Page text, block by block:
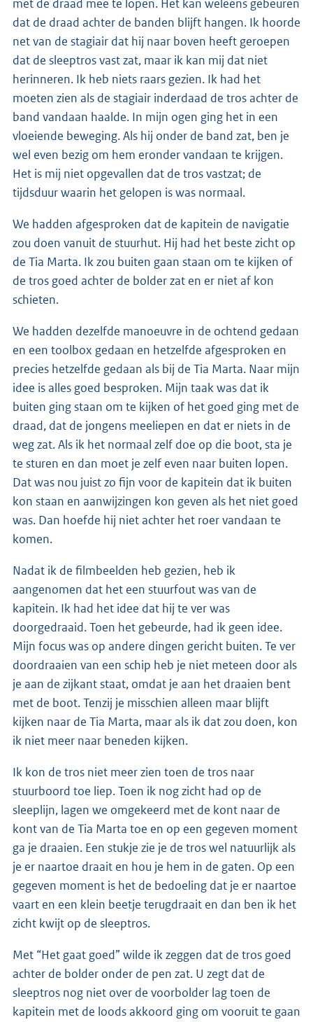
met de draad mee te lopen. Het kan weleens gebeuren
dat de draad achter de banden blijft hangen. Ik hoorde
net van de stagiair dat hij naar boven heeft geroepen
dat de sleeptros vast zat, maar ik kan mij dat niet
herinneren. Ik heb niets raars gezien. Ik had het
moeten zien als de stagiair inderdaad de tros achter de
band vandaan haalde. In mijn ogen ging het in een
vloeiende beweging. Als hij onder de band zat, ben je
wel even bezig om hem eronder vandaan te krijgen.
Het is mij niet opgevallen dat de tros vastzat; de
tijdsduur waarin het gelopen is was normaal.
We hadden afgesproken dat de kapitein de navigatie
zou doen vanuit de stuurhut. Hij had het beste zicht op
de Tia Marta. Ik zou buiten gaan staan om te kijken of
de tros goed achter de bolder zat en er niet af kon
schieten.
We hadden dezelfde manoeuvre in de ochtend gedaan
en een toolbox gedaan en hetzelfde afgesproken en
precies hetzelfde gedaan als bij de Tia Marta. Naar mijn
idee is alles goed besproken. Mijn taak was dat ik
buiten ging staan om te kijken of het goed ging met de
draad, dat de jongens meeliepen en dat er niets in de
weg zat. Als ik het normaal zelf doe op die boot, sta je
te sturen en dan moet je zelf even naar buiten lopen.
Dat was nou juist zo fijn voor de kapitein dat ik buiten
kon staan en aanwijzingen kon geven als het niet goed
was. Dan hoefde hij niet achter het roer vandaan te
komen.
Nadat ik de filmbeelden heb gezien, heb ik
aangenomen dat het een stuurfout was van de
kapitein. Ik had het idee dat hij te ver was
doorgedraaid. Toen het gebeurde, had ik geen idee.
Mijn focus was op andere dingen gericht buiten. Te ver
doordraaien van een schip heb je niet meteen door als
je aan de zijkant staat, omdat je aan het draaien bent
met de boot. Tenzij je misschien alleen maar blijft
kijken naar de Tia Marta, maar als ik dat zou doen, kon
ik niet meer naar beneden kijken.
Ik kon de tros niet meer zien toen de tros naar
stuurboord toe liep. Toen ik nog zicht had op de
sleeplijn, lagen we omgekeerd met de kont naar de
kont van de Tia Marta toe en op een gegeven moment
ga je draaien. Een stukje zie je de tros wel natuurlijk als
je er naartoe draait en hou je hem in de gaten. Op een
gegeven moment is het de bedoeling dat je er naartoe
vaart en een klein beetje terugdraait en dan ben ik het
zicht kwijt op de sleeptros.
Met “Het gaat goed” wilde ik zeggen dat de tros goed
achter de bolder onder de pen zat. U zegt dat de
sleeptros nog niet over de voorbolder lag toen de
kapitein met de loods akkoord ging om vooruit te gaan